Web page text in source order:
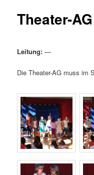
Theater-AG
Leitung: —
Die Theater-AG muss im